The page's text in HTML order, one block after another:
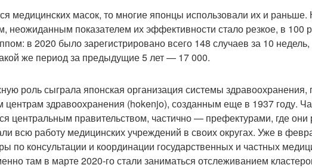
медицинских масок, то многие японцы использовали их и раньше.
неожиданным показателем их эффективности стало резкое, в 100
в 2020 было зарегистрировано всего 148 случаев за 10
же период за предыдущие 5 лет — 17 000.
роль сыграла японская организация системы здравоохранения,
центрам здравоохранения (hokenjo), созданным еще в 1937 году.
центральным правительством, частично — префектурами, где
всю работу медицинских учреждений в своих округах. Уже в
по консультации и координации государственных и частных
там в марте 2020-го стали заниматься отслеживанием